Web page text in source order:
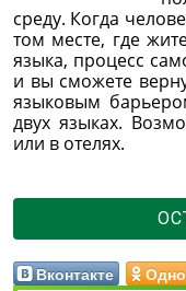
среду. Когда
том месте, где
языка, процесс
и вы сможете
языковым
двух языках.
или в отелях.
Вконтакте